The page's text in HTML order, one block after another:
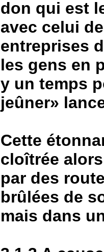
don qui est
avec celui
entreprises
les gens en
y un temps
jeûner»
Cette
cloîtrée
par des
brûlées de
mais dans